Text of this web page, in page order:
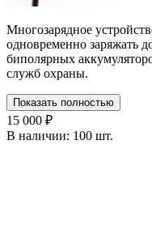
Многозарядное
одновременно заряжать
биполярных
служб охраны.
Показать полностью
15 000 ₽
В наличии: 100 шт.